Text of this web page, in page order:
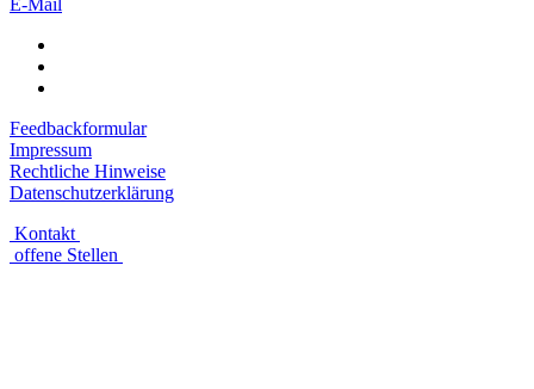
E-Mail
Feedbackformular
Impressum
Rechtliche Hinweise
Datenschutzerklärung
Kontakt
offene Stellen